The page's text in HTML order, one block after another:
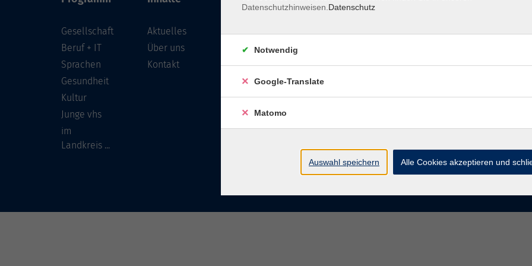
Gesellschaft
Beruf + IT
Sprachen
Gesundheit
Kultur
Junge vhs
im
Landkreis ...
Aktuelles
Über uns
Kontakt
96450 Coburg
info@vhs-coburg.de
Tel: 09561 8825-0
Datenschutzhinweisen. Datenschutz
Notwendig
Google-Translate
Matomo
Auswahl speichern Alle Cookies akzeptieren und